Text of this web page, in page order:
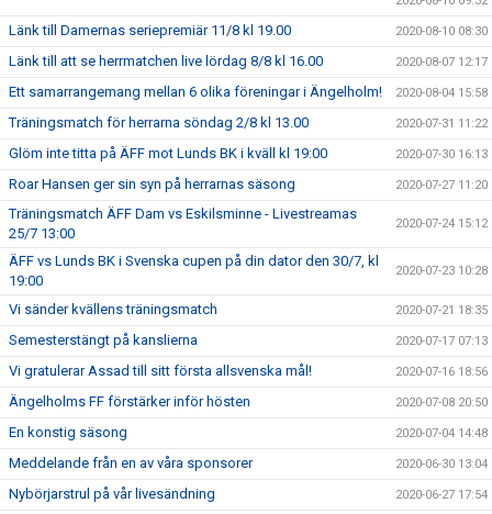
Länk till Damernas seriepremiär 11/8 kl 19.00 2020-08-10 08:30
Länk till att se herrmatchen live lördag 8/8 kl 16.00 2020-08-07 12:17
Ett samarrangemang mellan 6 olika föreningar i Ängelholm! 2020-08-04 15:58
Träningsmatch för herrarna söndag 2/8 kl 13.00 2020-07-31 11:22
Glöm inte titta på ÄFF mot Lunds BK i kväll kl 19:00 2020-07-30 16:13
Roar Hansen ger sin syn på herrarnas säsong 2020-07-27 11:20
Träningsmatch ÄFF Dam vs Eskilsminne - Livestreamas
25/7 13:00
2020-07-24 15:12
ÄFF vs Lunds BK i Svenska cupen på din dator den 30/7, kl
19:00
2020-07-23 10:28
Vi sänder kvällens träningsmatch 2020-07-21 18:35
Semesterstängt på kanslierna 2020-07-17 07:13
Vi gratulerar Assad till sitt första allsvenska mål! 2020-07-16 18:56
Ängelholms FF förstärker inför hösten 2020-07-08 20:50
En konstig säsong 2020-07-04 14:48
Meddelande från en av våra sponsorer 2020-06-30 13:04
Nybörjarstrul på vår livesändning 2020-06-27 17:54